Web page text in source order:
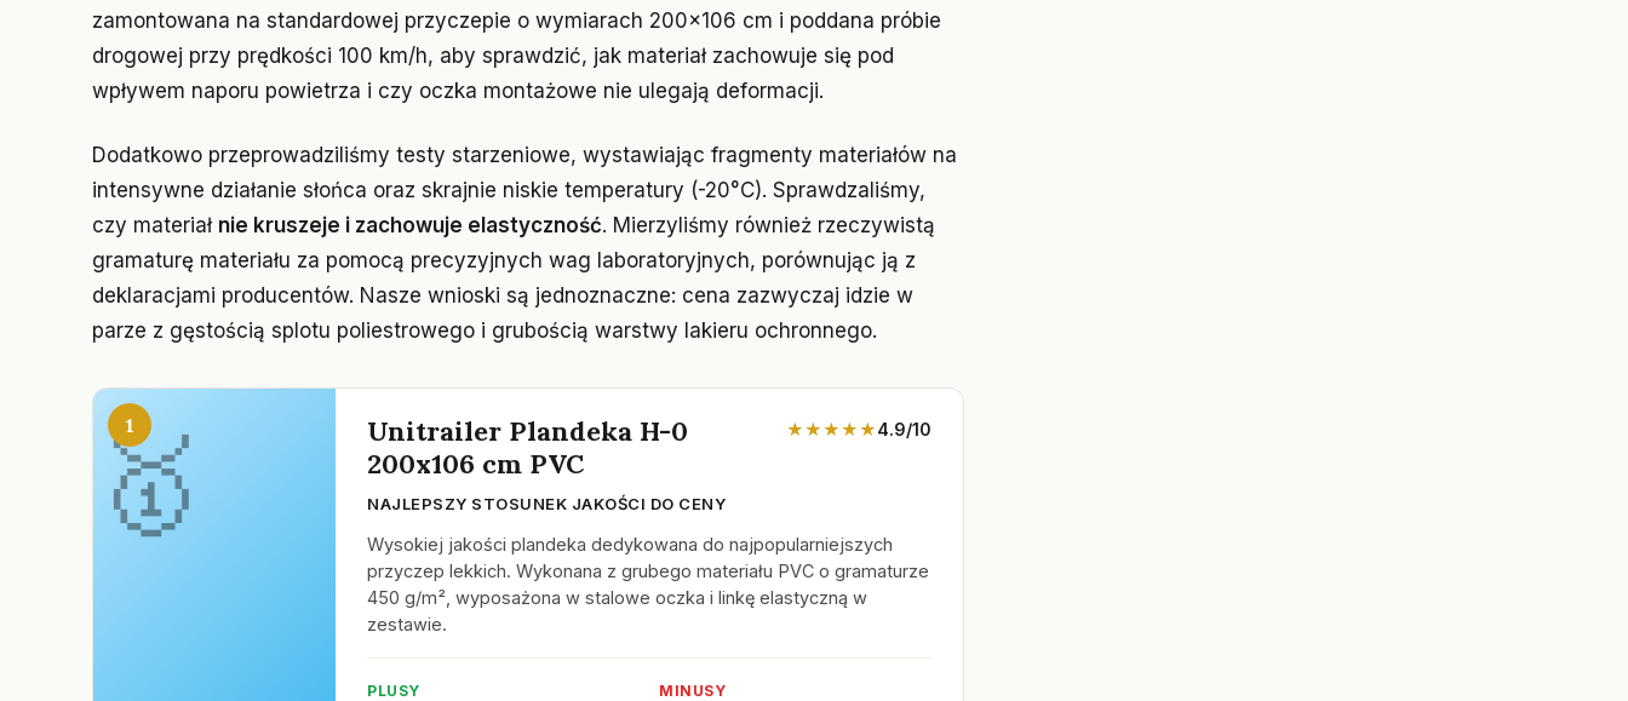
zamontowana na standardowej przyczepie o wymiarach 200x106 cm i poddana próbie
drogowej przy prędkości 100 km/h, aby sprawdzić, jak materiał zachowuje się pod
wpływem naporu powietrza i czy oczka montażowe nie ulegają deformacji.
Dodatkowo przeprowadziliśmy testy starzeniowe, wystawiając fragmenty materiałów na
intensywne działanie słońca oraz skrajnie niskie temperatury (-20°C). Sprawdzaliśmy,
czy materiał nie kruszeje i zachowuje elastyczność. Mierzyliśmy również rzeczywistą
gramaturę materiału za pomocą precyzyjnych wag laboratoryjnych, porównując ją z
deklaracjami producentów. Nasze wnioski są jednoznaczne: cena zazwyczaj idzie w
parze z gęstością splotu poliestrowego i grubością warstwy lakieru ochronnego.
1
Unitrailer Plandeka H-0
200x106 cm PVC
★★★★★4.9/10
NAJLEPSZY STOSUNEK JAKOŚCI DO CENY
Wysokiej jakości plandeka dedykowana do najpopularniejszych
przyczep lekkich. Wykonana z grubego materiału PVC o gramaturze
450 g/m², wyposażona w stalowe oczka i linkę elastyczną w
zestawie.
PLUSY MINUSY